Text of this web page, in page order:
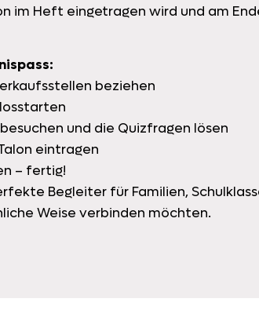
im Heft eingetragen wird und am
beziehen
und die Quizfragen lösen
eintragen
– fertig!
Begleiter für Familien,
Weise verbinden möchten.